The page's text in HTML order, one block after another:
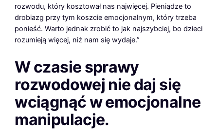
rozwodu, który kosztował nas najwięcej. Pieniądze to
drobiazg przy tym koszcie emocjonalnym, który trzeba
ponieść. Warto jednak zrobić to jak najszybciej, bo dzieci
rozumieją więcej, niż nam się wydaje.”
W czasie sprawy
rozwodowej nie daj się
wciągnąć w emocjonalne
manipulacje.